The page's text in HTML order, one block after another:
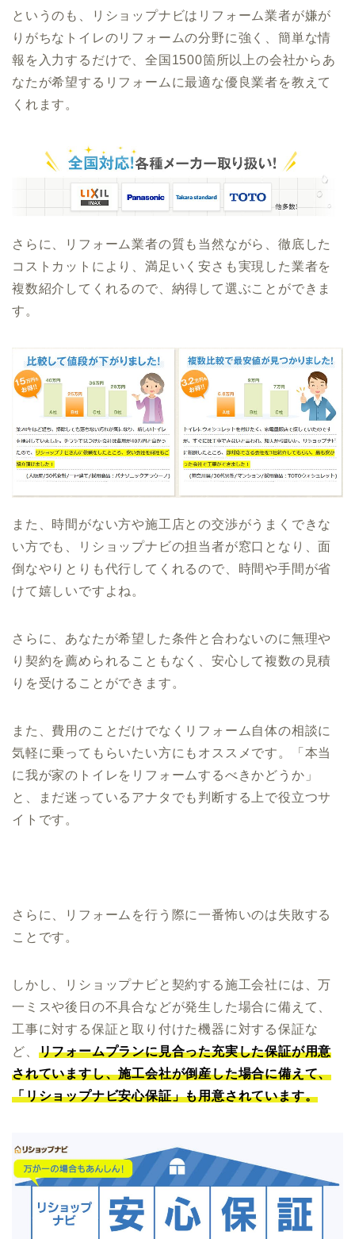
というのも、リショップナビはリフォーム業者が嫌が
りがちなトイレのリフォームの分野に強く、簡単な情
報を入力するだけで、全国1500箇所以上の会社からあ
なたが希望するリフォームに最適な優良業者を教えて
くれます。
さらに、リフォーム業者の質も当然ながら、徹底した
コストカットにより、満足いく安さも実現した業者を
複数紹介してくれるので、納得して選ぶことができま
す。
また、時間がない方や施工店との交渉がうまくできな
い方でも、リショップナビの担当者が窓口となり、面
倒なやりとりも代行してくれるので、時間や手間が省
けて嬉しいですよね。
さらに、あなたが希望した条件と合わないのに無理や
り契約を薦められることもなく、安心して複数の見積
りを受けることができます。
また、費用のことだけでなくリフォーム自体の相談に
気軽に乗ってもらいたい方にもオススメです。「本当
に我が家のトイレをリフォームするべきかどうか」
と、まだ迷っているアナタでも判断する上で役立つサ
イトです。
さらに、リフォームを行う際に一番怖いのは失敗する
ことです。
しかし、リショップナビと契約する施工会社には、万
一ミスや後日の不具合などが発生した場合に備えて、
工事に対する保証と取り付けた機器に対する保証な
ど、 リフォームプランに見合った充実した保証が用意
されていますし、施工会社が倒産した場合に備えて、
「リショップナビ安心保証」も用意されています。